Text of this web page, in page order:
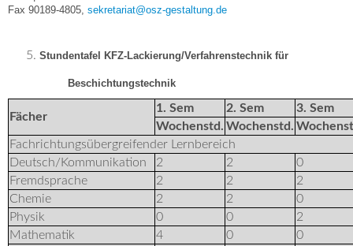
Fax 90189-4805, sekretariat@osz-gestaltung.de
Stundentafel KFZ-Lackierung/Verfahrenstechnik für
Beschichtungstechnik
Fächer
1. Sem 2. Sem
3. Sem
Wochenstd. Wochenstd.
Fachrichtungsübergreifender Lernbereich
Deutsch/Kommunikation
2 2
0
Fremdsprache
2 2
2
Chemie
2 2
0
Physik
0 0
2
Mathematik
4 0
0